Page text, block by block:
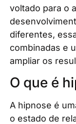
voltado para o
diferentes,
combinadas e
ampliar os
O que é
A hipnose é
o estado de